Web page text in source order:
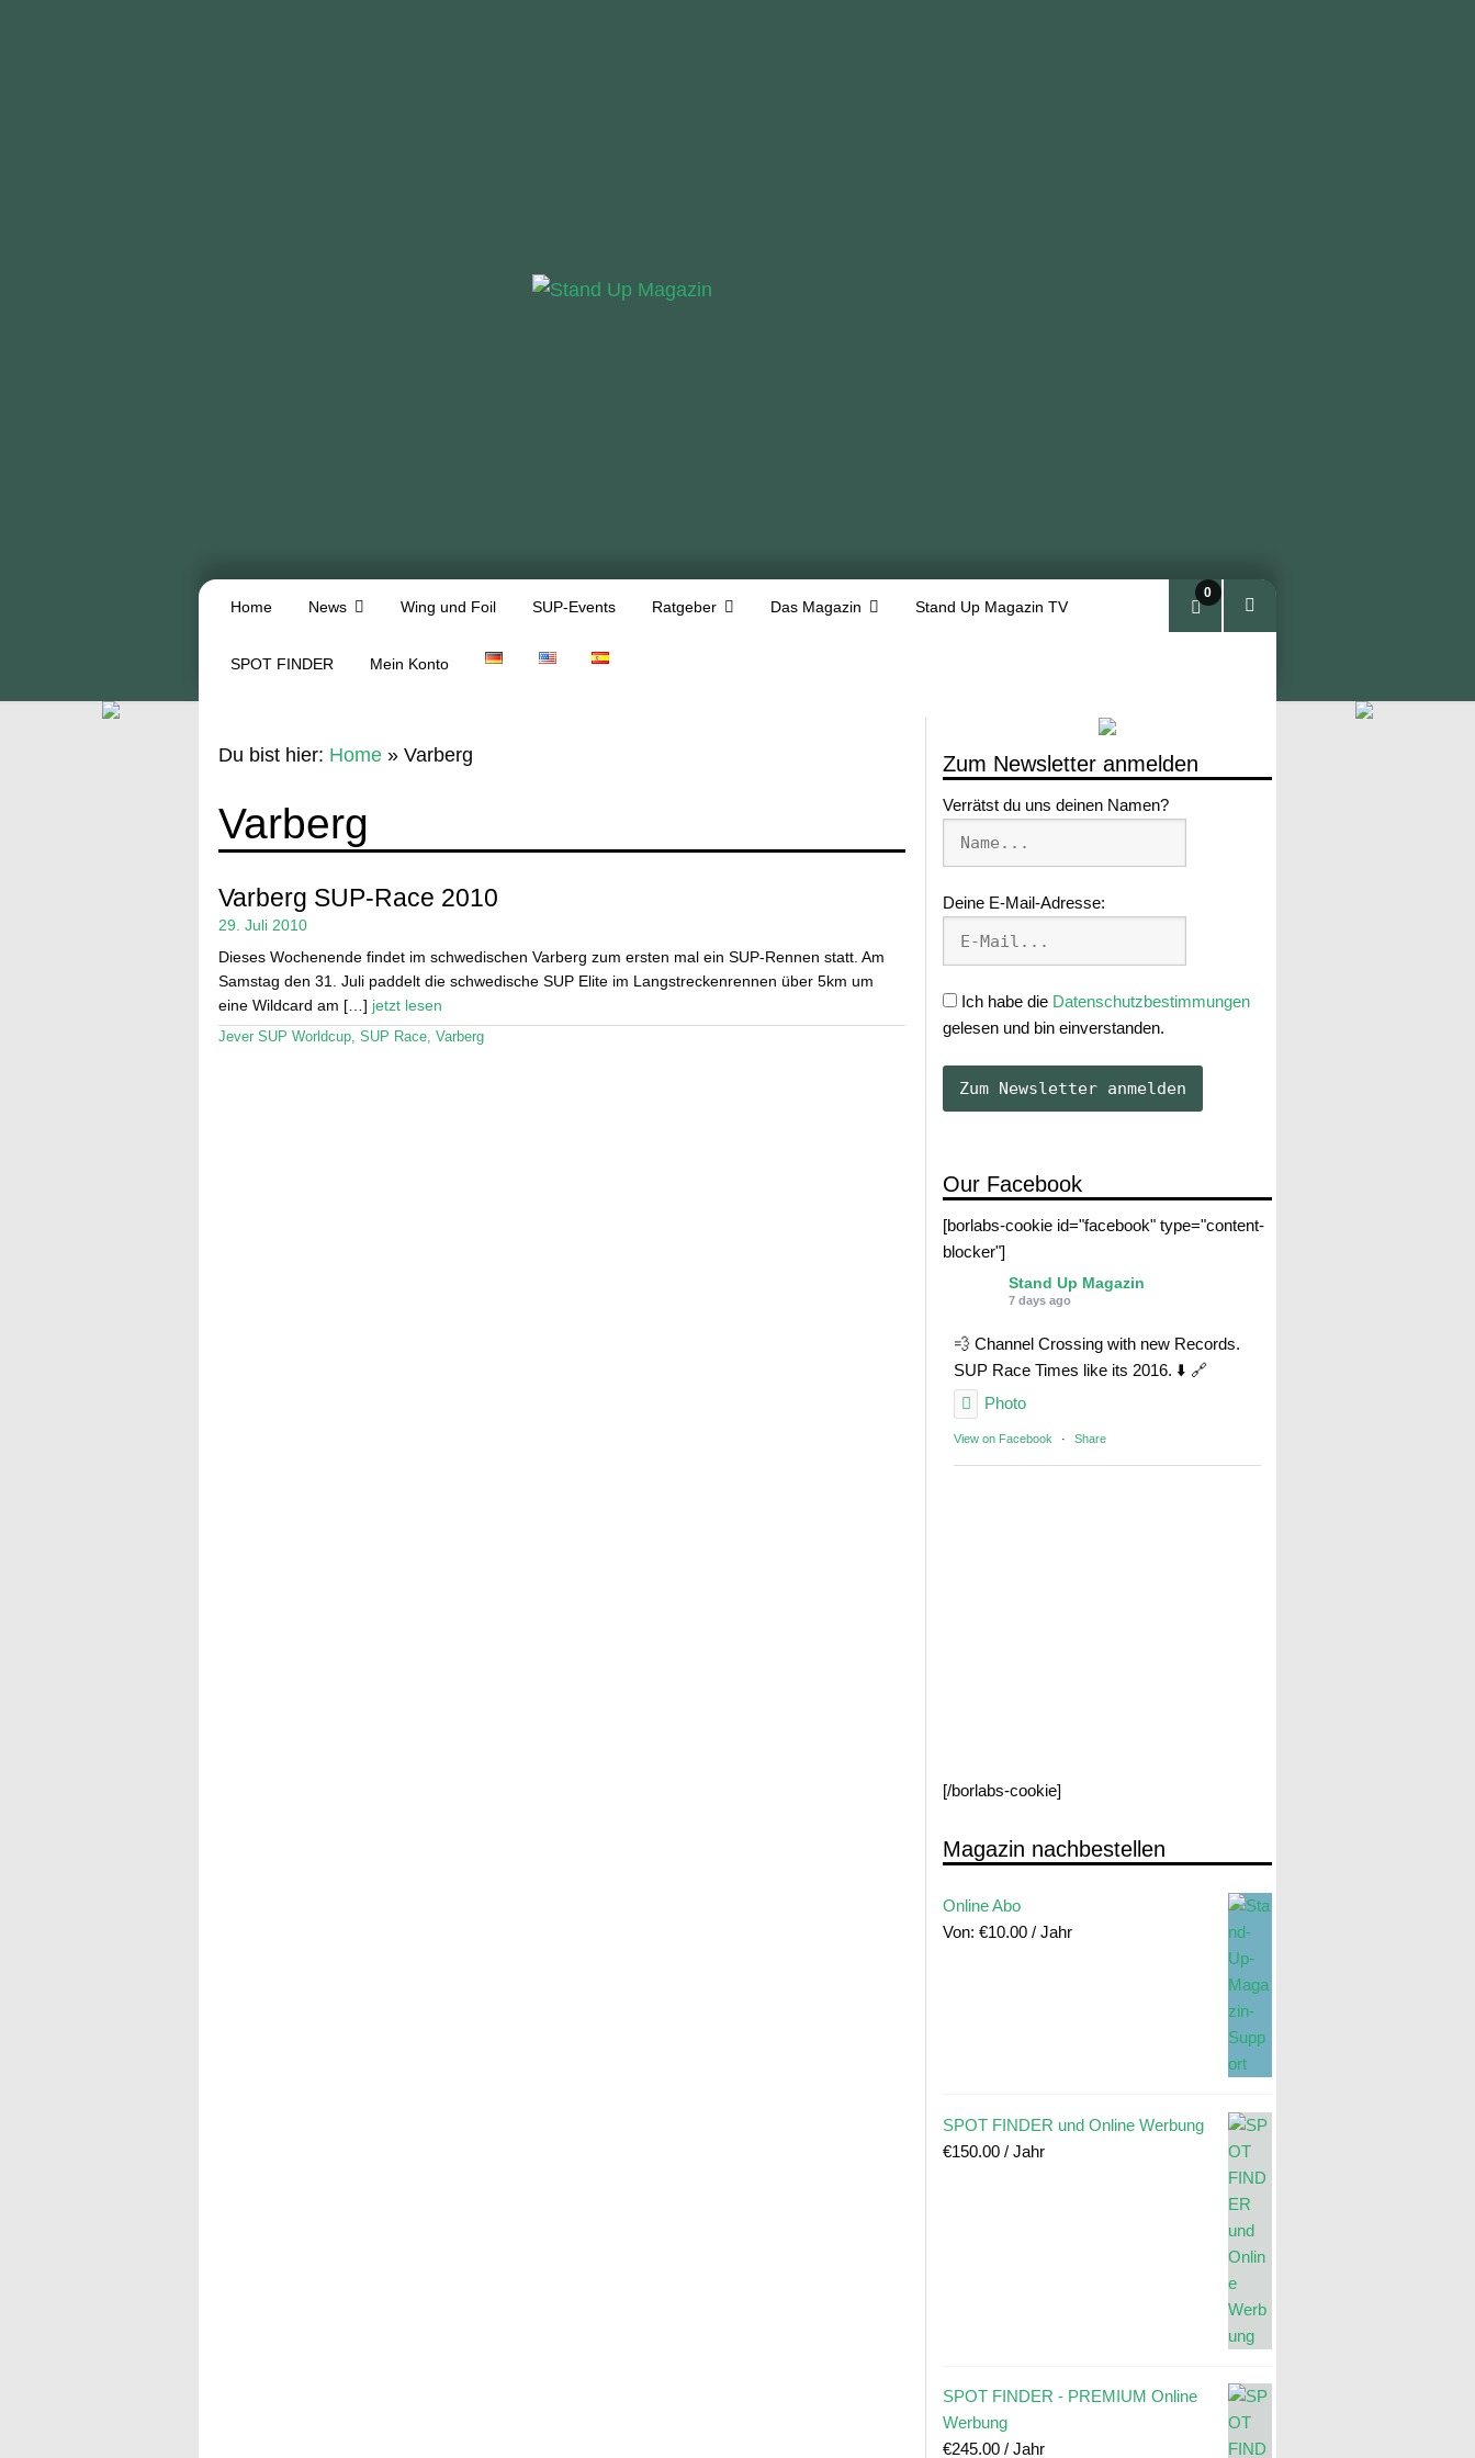
Home News Wing und Foil SUP-Events Ratgeber Das Magazin Stand Up Magazin TV
SPOT FINDER Mein Konto
0
Zum Newsletter anmelden
Verrätst du uns deinen Namen?
Deine E-Mail-Adresse:
Ich habe die Datenschutzbestimmungen
gelesen und bin einverstanden.
Our Facebook
[borlabs-cookie id="facebook" type="content-
blocker"]
Stand Up Magazin
7 days ago
💨 Channel Crossing with new Records.
SUP Race Times like its 2016. ⬇️ 🔗
Photo
View on Facebook · Share
[/borlabs-cookie]
Magazin nachbestellen
Online Abo
Von: €10.00 / Jahr
SPOT FINDER und Online Werbung
€150.00 / Jahr
SPOT FINDER - PREMIUM Online
Werbung
€245.00 / Jahr
Du bist hier: Home» Varberg
Varberg
Varberg SUP-Race 2010
29. Juli 2010
Dieses Wochenende findet im schwedischen Varberg zum ersten mal ein SUP-Rennen statt. Am
Samstag den 31. Juli paddelt die schwedische SUP Elite im Langstreckenrennen über 5km um
eine Wildcard am […] jetzt lesen
Jever SUP Worldcup, SUP Race, Varberg